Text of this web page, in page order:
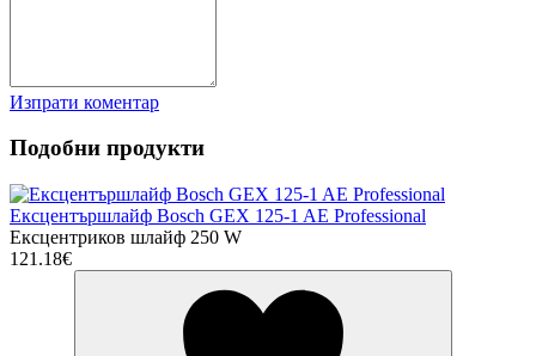
Изпрати коментар
Подобни продукти
Ексцентършлайф Bosch GEX 125-1 AE Professional
Ексцентриков шлайф 250 W
121.18€